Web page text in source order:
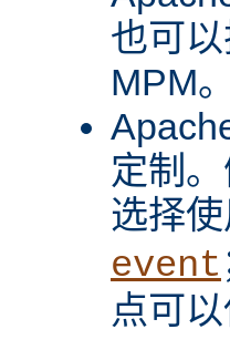
也可
MPM。
定制
选择
event
点可